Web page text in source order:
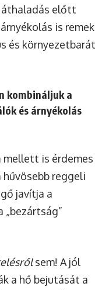
áthaladás előtt
is remek
és környezetbarát
kombináljuk a
és árnyékolás
is érdemes
reggeli
javítja a
sem! A jól
a hő bejutását a